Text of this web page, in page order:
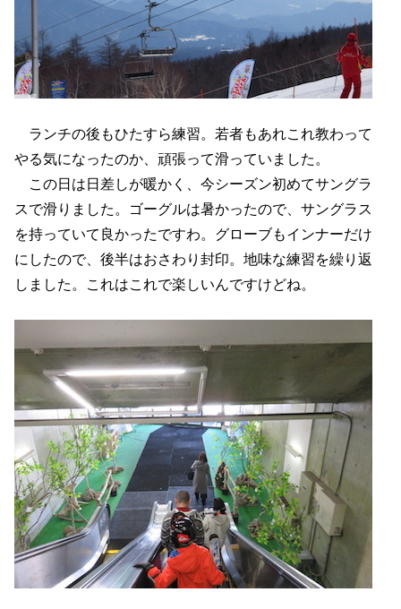
ランチの後もひたすら練習。若者もあれこれ教わって
やる気になったのか、頑張って滑っていました。
この日は日差しが暖かく、今シーズン初めてサングラ
スで滑りました。ゴーグルは暑かったので、サングラス
を持っていて良かったですわ。グローブもインナーだけ
にしたので、後半はおさわり封印。地味な練習を繰り返
しました。これはこれで楽しいんですけどね。